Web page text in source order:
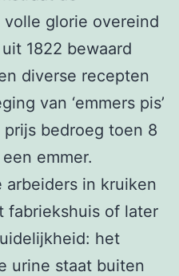
glorie overeind
1822 bewaard
diverse recepten
van ‘emmers pis’
bedroeg toen 8
emmer.
arbeiders in kruiken
fabriekshuis of later
het
urine staat buiten